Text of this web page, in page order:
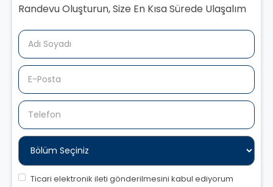
Randevu Oluşturun, Size En Kısa Sürede Ulaşalım
Ticari elektronik ileti gönderilmesini kabul ediyorum